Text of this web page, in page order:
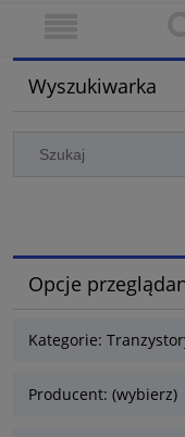
Wyszukiwarka
Opcje
Kategorie:
Producent: (wybierz)